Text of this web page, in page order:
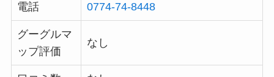
電話 0774-74-8448
グーグルマ
ップ評価
なし